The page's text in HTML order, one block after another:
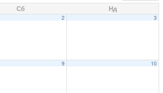
Сб Нд
2 3
9 10